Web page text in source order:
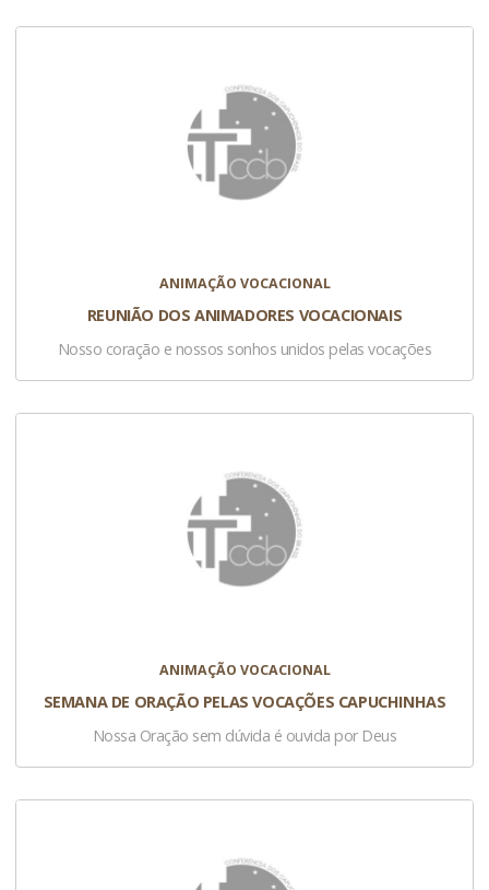
ANIMAÇÃO VOCACIONAL
REUNIÃO DOS ANIMADORES VOCACIONAIS
Nosso coração e nossos sonhos unidos pelas vocações
ANIMAÇÃO VOCACIONAL
SEMANA DE ORAÇÃO PELAS VOCAÇÕES CAPUCHINHAS
Nossa Oração sem dúvida é ouvida por Deus